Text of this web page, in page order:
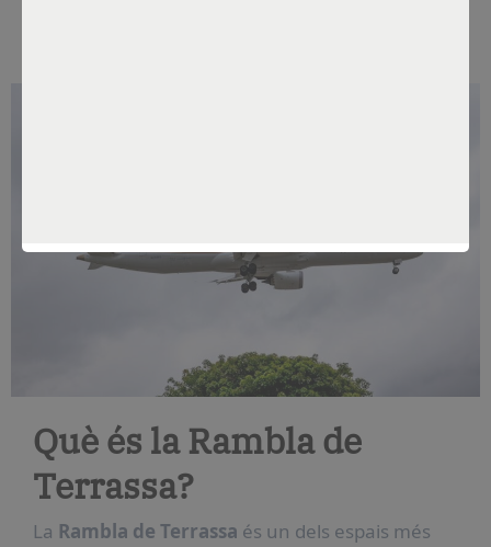
Què és la Rambla de
Terrassa?
La Rambla de Terrassa és un dels espais més